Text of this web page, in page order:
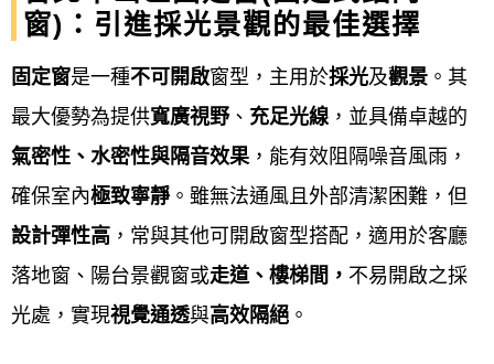
依據氣密性、隔音性、安全性、開啟方式、以及美觀
設計等需求來挑選適合的產品。
鋁門窗工程宅急便提供台北中山區鋁門窗、氣密窗、
隔音窗、 H型鋁鋼構採光罩、遮雨棚、藝術玄關門、
氣密加壓門、硫化銅門、浴廁門、不銹鋼門、不銹鋼
防盜門窗、玻璃屋、鋁格柵、板牆、格子窗、兒童安
全窗、防盜門窗、凸窗、雨遮、防盜窗、陽台窗、景
窗)：引進採光景觀的最佳選擇
固定窗是一種不可開啟窗型，主用於採光及觀景 。其
最大優勢為提供寬廣視野、 充足光線 ，並具備卓越的
氣密性、水密性與隔音效果 ，能有效阻隔噪音風雨，
確保室內極致寧靜。雖無法通風且外部清潔困難，但
設計彈性高 ，常與其他可開啟窗型搭配，適用於客廳
落地窗、陽台景觀窗或走道、樓梯間， 不易開啟之採
光處，實現視覺通透與高效隔絕 。